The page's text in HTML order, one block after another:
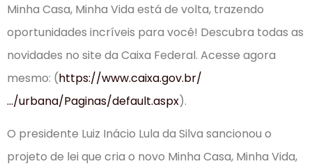
Minha Casa, Minha Vida está de volta, trazendo
oportunidades incríveis para você! Descubra todas as
novidades no site da Caixa Federal. Acesse agora
mesmo: (https://www.caixa.gov.br/
…/urbana/Paginas/default.aspx).
O presidente Luiz Inácio Lula da Silva sancionou o
projeto de lei que cria o novo Minha Casa, Minha Vida,